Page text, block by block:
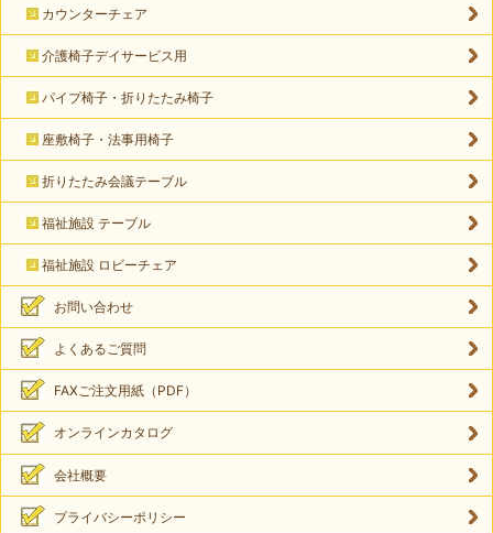
カウンターチェア
介護椅子デイサービス用
パイプ椅子・折りたたみ椅子
座敷椅子・法事用椅子
折りたたみ会議テーブル
福祉施設 テーブル
福祉施設 ロビーチェア
お問い合わせ
よくあるご質問
FAXご注文用紙（PDF）
オンラインカタログ
会社概要
プライバシーポリシー